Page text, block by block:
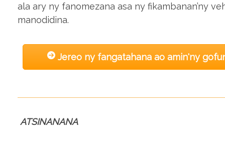
ala ary ny fanomezana asa ny fikambanan’ny
manodidina.
Jereo ny fangatahana ao amin'ny
ATSINANANA